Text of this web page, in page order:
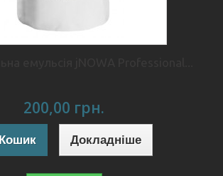
200,00 грн.
Докладніше